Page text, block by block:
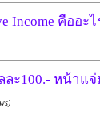
Income คืออะ
ะ100.- หน้าแ